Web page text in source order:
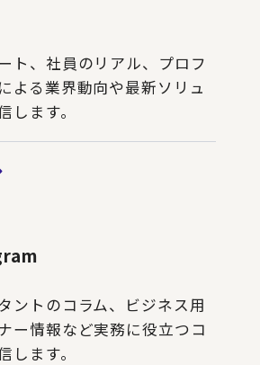
ト、社員のリアル、プロフ
よる業界動向や最新ソリュ
します。
ントのコラム、ビジネス用
ー情報など実務に役立つコ
します。